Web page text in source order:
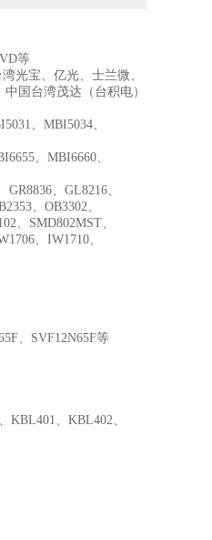
等
光宝、亿光、士兰微、
国台湾茂达（台积电）
、MBI5034、
、MBI6660、
、GL8216、
、OB3302、
、SMD802MST、
、IW1710、
、SVF12N65F等
KBL401、KBL402、